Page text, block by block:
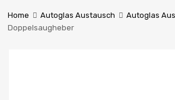
Home Autoglas Austausch
Autoglas
Doppelsaugheber